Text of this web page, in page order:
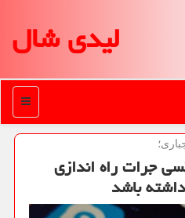
لیدی شال
منو
جرات راه اندازی
باشد